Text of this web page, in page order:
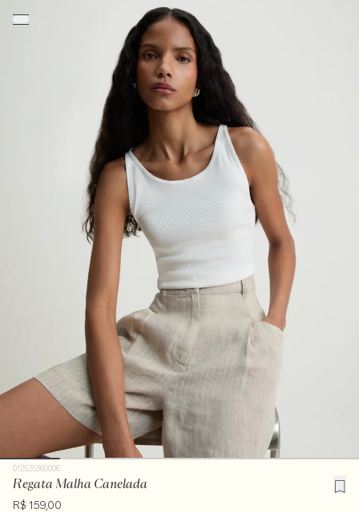
012525360006
Regata Malha Canelada
R$ 159,00